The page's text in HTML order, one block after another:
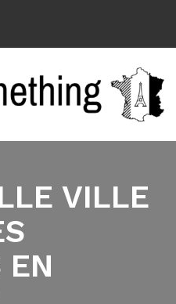
VILLE
EN